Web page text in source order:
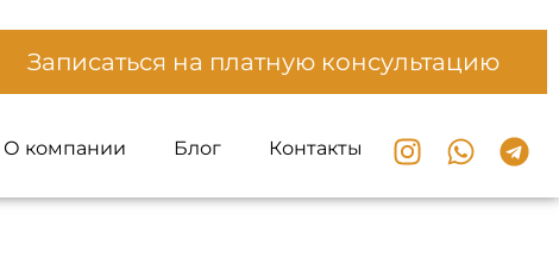
Записаться на платную консультацию
О компании Блог Контакты